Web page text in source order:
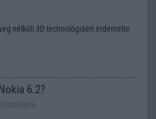
nélküli 3D technológiáért érdemelte
6.2?
| GsmArena